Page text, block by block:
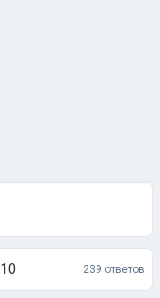
239 ответов